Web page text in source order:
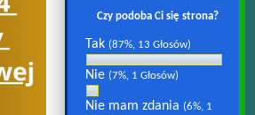
Czy podoba Ci się strona?
Tak (87%, 13 Głosów)
Nie (7%, 1 Głosów)
Nie mam zdania (6%, 1